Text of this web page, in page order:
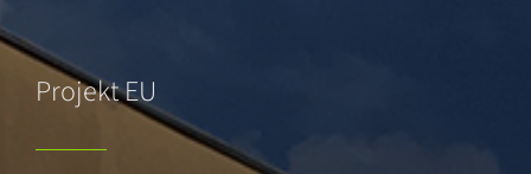
Projekt EU